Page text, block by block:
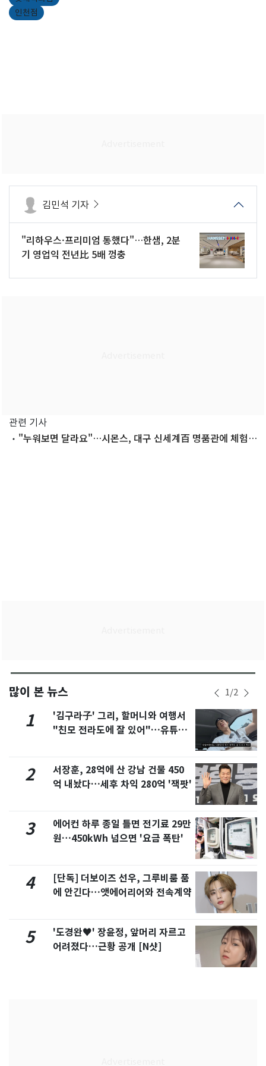
인천점
김민석 기자
"리하우스·프리미엄 통했다"…한샘, 2분
기 영업익 전년比 5배 껑충
관련 기사
"누워보면 달라요"…시몬스, 대구 신세계百 명품관에 체험형
많이 본 뉴스 1/2
1
'김구라子' 그리, 할머니와 여행서
"친모 전라도에 잘 있어"…유튜브
2
서장훈, 28억에 산 강남 건물 450
억 내놨다…세후 차익 280억 '잭팟'
3
에어컨 하루 종일 틀면 전기료 29만
원…450kWh 넘으면 '요금 폭탄'
4
[단독] 더보이즈 선우, 그루비룸 품
에 안긴다…앳에어리어와 전속계약
5
'도경완♥' 장윤정, 앞머리 자르고
어려졌다…근황 공개 [N샷]